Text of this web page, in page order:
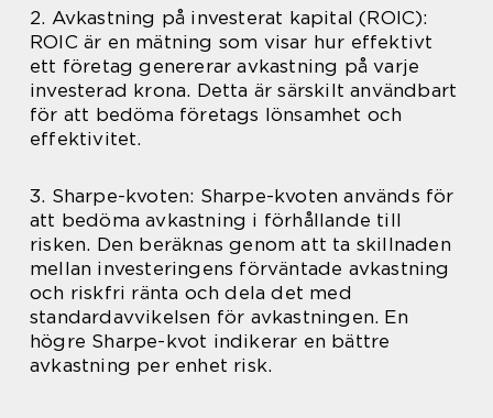
2. Avkastning på investerat kapital (ROIC):
ROIC är en mätning som visar hur effektivt
ett företag genererar avkastning på varje
investerad krona. Detta är särskilt användbart
för att bedöma företags lönsamhet och
effektivitet.
3. Sharpe-kvoten: Sharpe-kvoten används för
att bedöma avkastning i förhållande till
risken. Den beräknas genom att ta skillnaden
mellan investeringens förväntade avkastning
och riskfri ränta och dela det med
standardavvikelsen för avkastningen. En
högre Sharpe-kvot indikerar en bättre
avkastning per enhet risk.